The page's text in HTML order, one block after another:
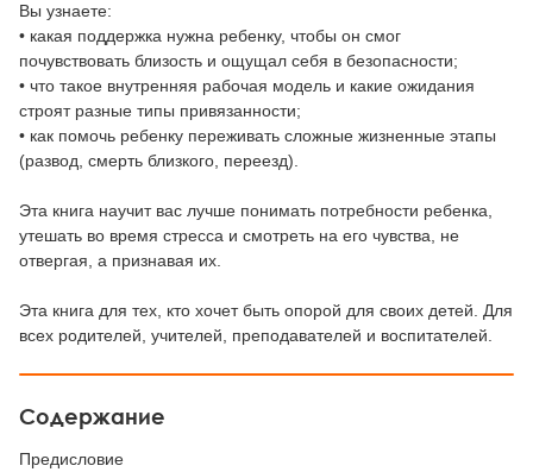
Вы узнаете:
• какая поддержка нужна ребенку, чтобы он смог
почувствовать близость и ощущал себя в безопасности;
• что такое внутренняя рабочая модель и какие ожидания
строят разные типы привязанности;
• как помочь ребенку переживать сложные жизненные этапы
(развод, смерть близкого, переезд).
Эта книга научит вас лучше понимать потребности ребенка,
утешать во время стресса и смотреть на его чувства, не
отвергая, а признавая их.
Эта книга для тех, кто хочет быть опорой для своих детей. Для
всех родителей, учителей, преподавателей и воспитателей.
Содержание
Предисловие